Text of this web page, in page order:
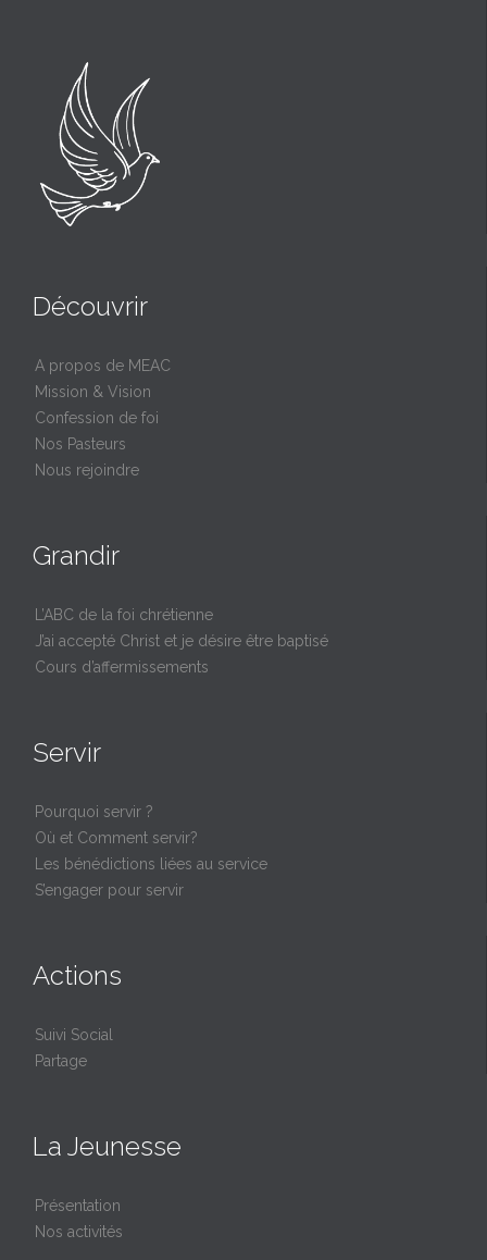
Découvrir
A propos de MEAC
Mission & Vision
Confession de foi
Nos Pasteurs
Nous rejoindre
Grandir
L’ABC de la foi chrétienne
J’ai accepté Christ et je désire être baptisé
Cours d’affermissements
Servir
Pourquoi servir ?
Où et Comment servir?
Les bénédictions liées au service
S’engager pour servir
Actions
Suivi Social
Partage
La Jeunesse
Présentation
Nos activités